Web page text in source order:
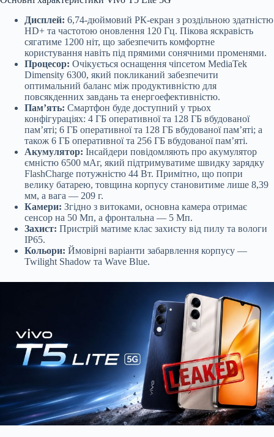
Дисплей: 6,74-дюймовий РК-екран з роздільною здатністю
HD+ та частотою оновлення 120 Гц. Пікова яскравість
сягатиме 1200 ніт, що забезпечить комфортне
користування навіть під прямими сонячними променями.
Процесор: Очікується оснащення чіпсетом MediaTek
Dimensity 6300, який покликаний забезпечити
оптимальний баланс між продуктивністю для
повсякденних завдань та енергоефективністю.
Пам’ять: Смартфон буде доступний у трьох
конфігураціях: 4 ГБ оперативної та 128 ГБ вбудованої
пам’яті; 6 ГБ оперативної та 128 ГБ вбудованої пам’яті; а
також 6 ГБ оперативної та 256 ГБ вбудованої пам’яті.
Акумулятор: Інсайдери повідомляють про акумулятор
ємністю 6500 мАг, який підтримуватиме швидку зарядку
FlashCharge потужністю 44 Вт. Примітно, що попри
велику батарею, товщина корпусу становитиме лише 8,39
мм, а вага — 209 г.
Камери: Згідно з витоками, основна камера отримає
сенсор на 50 Мп, а фронтальна — 5 Мп.
Захист: Пристрій матиме клас захисту від пилу та вологи
IP65.
Кольори: Ймовірні варіанти забарвлення корпусу —
Twilight Shadow та Wave Blue.